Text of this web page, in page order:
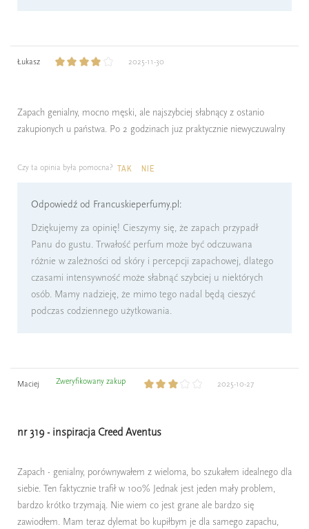
Łukasz 2025-11-30
Zapach genialny, mocno męski, ale najszybciej słabnący z ostanio
zakupionych u państwa. Po 2 godzinach juz praktycznie niewyczuwalny
Czy ta opinia była pomocna? TAK NIE
Odpowiedź od Francuskieperfumy.pl:
Dziękujemy za opinię! Cieszymy się, że zapach przypadł
Panu do gustu. Trwałość perfum może być odczuwana
różnie w zależności od skóry i percepcji zapachowej, dlatego
czasami intensywność może słabnąć szybciej u niektórych
osób. Mamy nadzieję, że mimo tego nadal będą cieszyć
podczas codziennego użytkowania.
Maciej Zweryfikowany zakup 2025-10-27
nr 319 - inspiracja Creed Aventus
Zapach - genialny, porównywałem z wieloma, bo szukałem idealnego dla
siebie. Ten faktycznie trafił w 100% Jednak jest jeden mały problem,
bardzo krótko trzymają. Nie wiem co jest grane ale bardzo się
zawiodłem. Mam teraz dylemat bo kupiłbym je dla samego zapachu,